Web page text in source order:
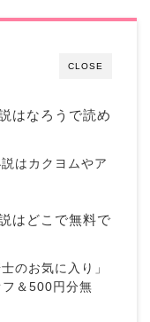
CLOSE
はなろうで読め
はカクヨムやア
はどこで無料で
のお気に入り」
＆500円分無